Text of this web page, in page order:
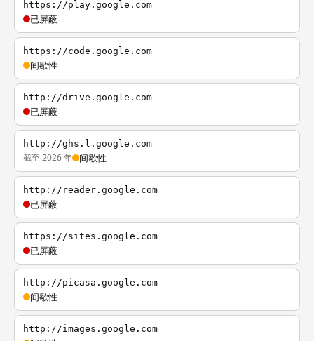
https://play.google.com
已屏蔽
https://code.google.com
间歇性
http://drive.google.com
已屏蔽
http://ghs.l.google.com
截至 2026 年 间歇性
http://reader.google.com
已屏蔽
https://sites.google.com
已屏蔽
http://picasa.google.com
间歇性
http://images.google.com